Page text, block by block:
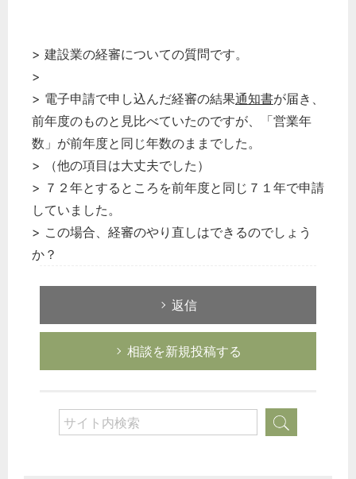
> 建設業の経審についての質問です。
>
> 電子申請で申し込んだ経審の結果通知書が届き、
前年度のものと見比べていたのですが、「営業年
数」が前年度と同じ年数のままでした。
> （他の項目は大丈夫でした）
> ７２年とするところを前年度と同じ７１年で申請
していました。
> この場合、経審のやり直しはできるのでしょう
か？
返信
相談を新規投稿する